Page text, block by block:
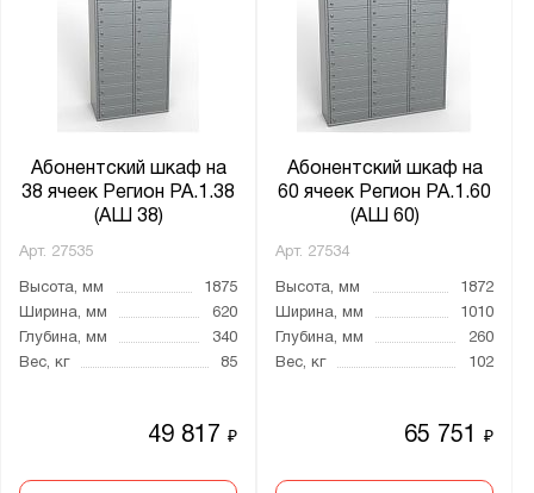
Абонентский шкаф на
38 ячеек Регион РА.1.38
(АШ 38)
Арт. 27535
Высота, мм
1875
Ширина, мм
620
Глубина, мм
340
Вес, кг
85
49 817₽
Абонентский шкаф на
60 ячеек Регион РА.1.60
(АШ 60)
Арт. 27534
Высота, мм
1872
Ширина, мм
1010
Глубина, мм
260
Вес, кг
102
65 751₽
Количество полок, шт.:
Нагрузка на полку, кг:
от до
Цвет: